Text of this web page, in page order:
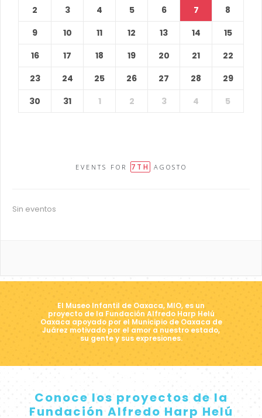
2
3 4 5 6 7
8
9
10 11 12 13 14
15
16
17 18 19 20 21
22
23
24 25 26 27 28
29
30
31 1 2 3 4 5
EVENTS FOR 7TH AGOSTO
Sin eventos
El Museo Infantil de Oaxaca, MIO, es un
proyecto de la Fundación Alfredo Harp Helú
Oaxaca apoyado por el Municipio de Oaxaca de
Juárez motivado por el amor a nuestro estado,
su gente y sus expresiones.
Conoce los proyectos de la
Fundación Alfredo Harp Helú